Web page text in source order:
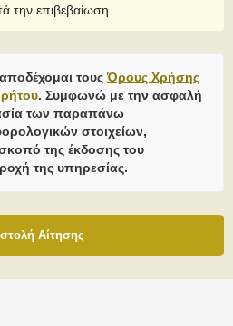
την επιβεβαίωση.
τουςΌρους Χρήσης
. Συμφωνώ με την ασφαλή
των παραπάνω
στοιχείων,
της έκδοσης του
της υπηρεσίας.